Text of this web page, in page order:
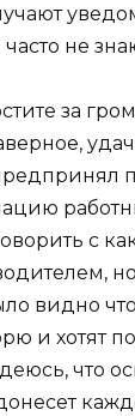
не
за
с
видно
и хотят
что